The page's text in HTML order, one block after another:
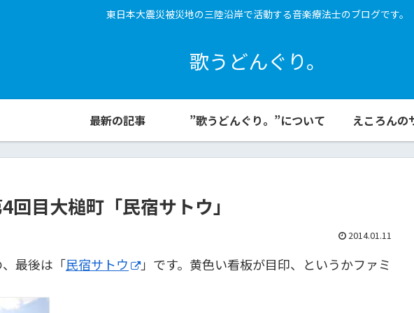
東日本大震災被災地の三陸沿岸で活動する音楽療法士のブログです。
歌うどんぐり。
最新の記事 ”歌うどんぐり。”について えころんの
目大槌町「民宿サトウ」
2014.01.11
最後は「民宿サトウ
」です。黄色い看板が目印、というかファミ